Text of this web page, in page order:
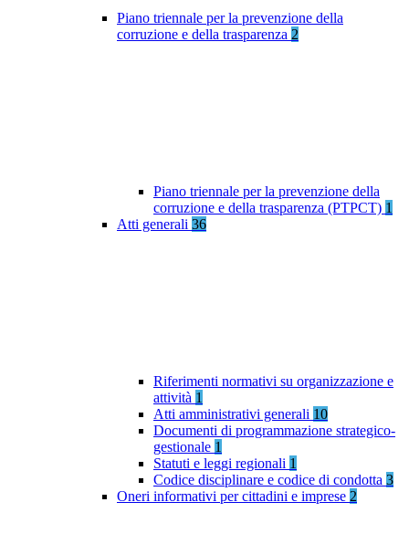
Piano triennale per la prevenzione della
corruzione e della trasparenza 2
Piano triennale per la prevenzione della
corruzione e della trasparenza (PTPCT) 1
Atti generali 36
Riferimenti normativi su organizzazione e
attività 1
Atti amministrativi generali 10
Documenti di programmazione strategico-
gestionale 1
Statuti e leggi regionali 1
Codice disciplinare e codice di condotta 3
Oneri informativi per cittadini e imprese 2